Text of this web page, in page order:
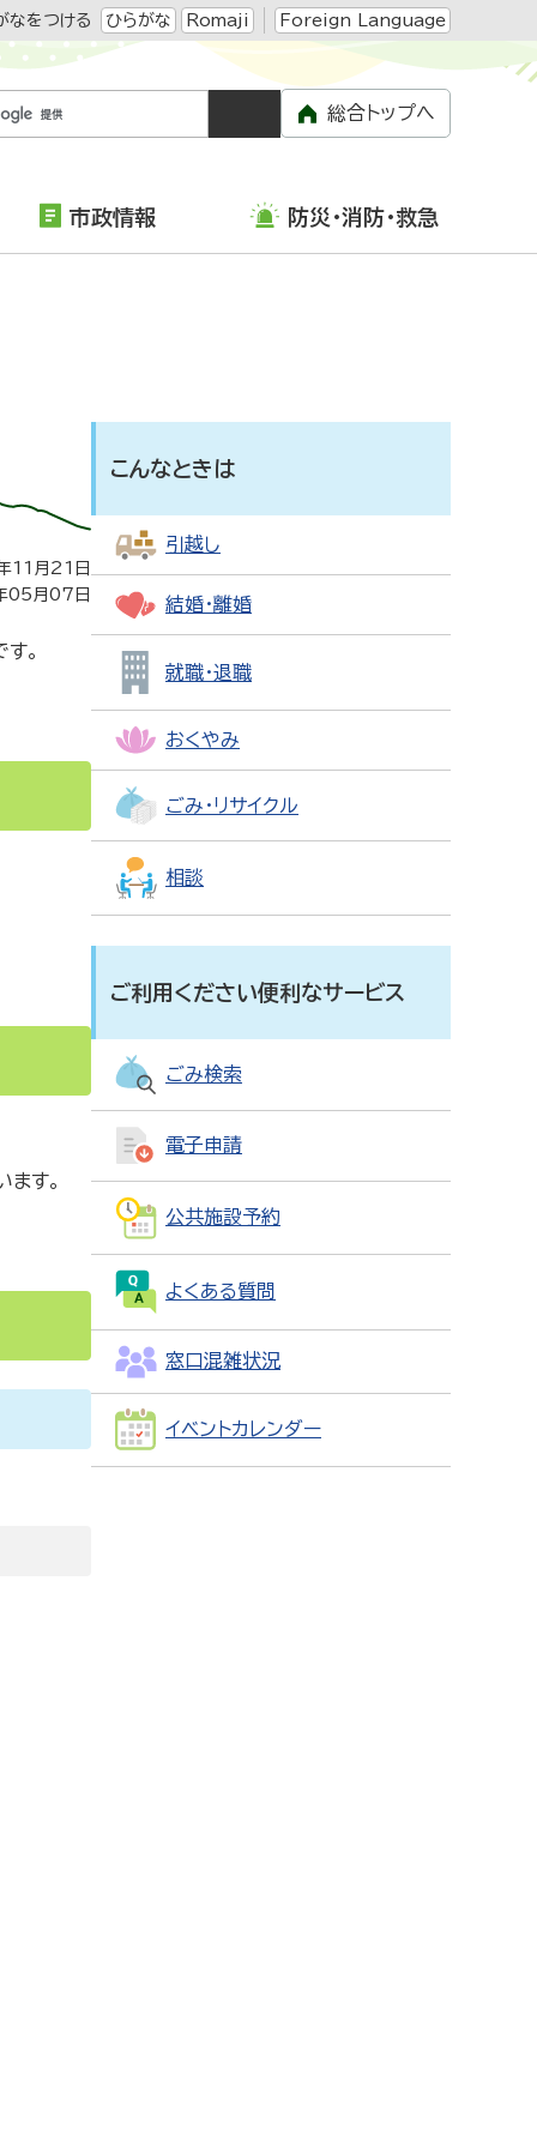
なをつける ひらがな Romaji Foreign Language
総合トップへ
市政情報 防災・消防・救急
11月21日
05月07日
。
す。
こんなときは
引越し
結婚・離婚
就職・退職
おくやみ
ごみ・リサイクル
相談
ご利用ください便利なサービス
ごみ検索
電子申請
公共施設予約
よくある質問
窓口混雑状況
イベントカレンダー